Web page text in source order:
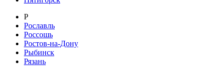
Р
Рославль
Россошь
Ростов-на-Дону
Рыбинск
Рязань